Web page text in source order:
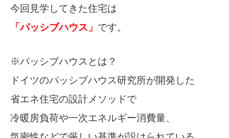
今回見学してきた住宅は
「パッシブハウス」 です。
※パッシブハウスとは？
ドイツのパッシブハウス研究所が開発した
省エネ住宅の設計メソッドで
冷暖房負荷や一次エネルギー消費量、